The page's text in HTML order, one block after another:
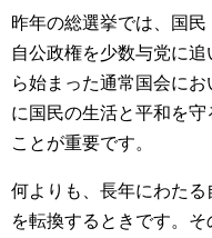
昨年の総選挙では、国民
自公政権を少数与党に
ら始まった通常国会に
に国民の生活と平和を
ことが重要です。
何よりも、長年にわた
を転換するときです。